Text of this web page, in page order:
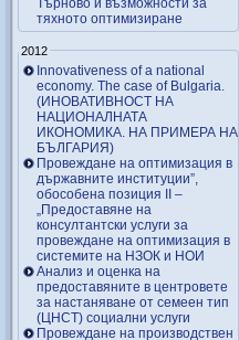
тяхното оптимизиране
2012
Innovativeness of a national
economy. The case of Bulgaria.
(ИНОВАТИВНОСТ НА
НАЦИОНАЛНАТА
ИКОНОМИКА. НА ПРИМЕРА НА
БЪЛГАРИЯ)
Провеждане на оптимизация в
държавните институции”,
обособена позиция ІІ –
„Предоставяне на
консултантски услуги за
провеждане на оптимизация в
системите на НЗОК и НОИ
Анализ и оценка на
предоставяните в центровете
за настаняване от семеен тип
(ЦНСТ) социални услуги
Провеждане на производствен